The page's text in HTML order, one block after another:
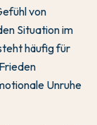
von
Situation im
häufig für
Unruhe